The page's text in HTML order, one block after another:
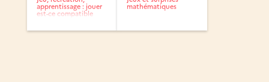
apprentissage : jouer
est-ce compatible
mathématiques